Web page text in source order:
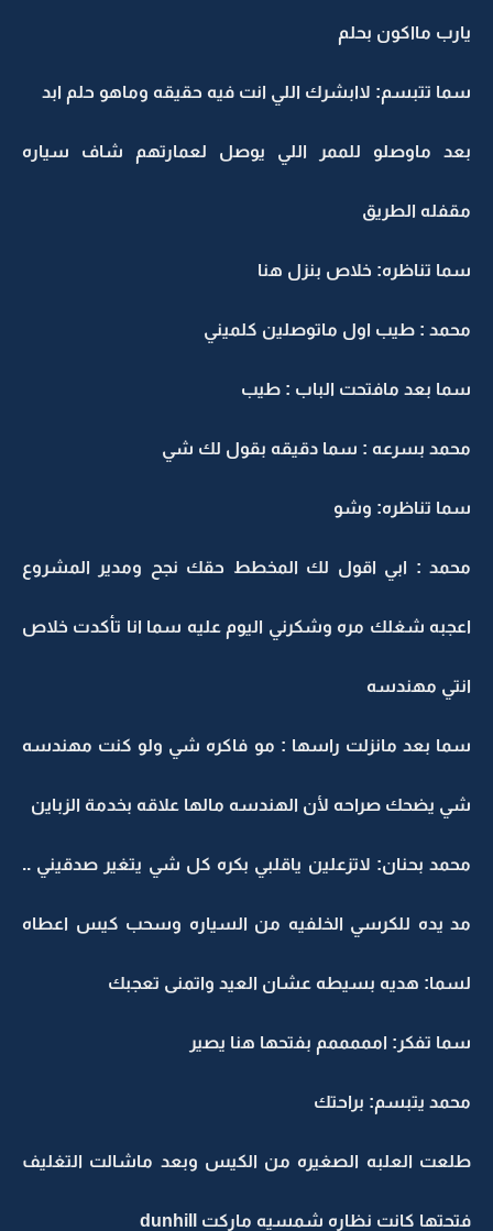
يارب مااكون بحلم
سما تتبسم: لاابشرك اللي انت فيه حقيقه وماهو حلم ابد
بعد ماوصلو للممر اللي يوصل لعمارتهم شاف سياره
مقفله الطريق
سما تناظره: خلاص بنزل هنا
محمد : طيب اول ماتوصلين كلميني
سما بعد مافتحت الباب : طيب
محمد بسرعه : سما دقيقه بقول لك شي
سما تناظره: وشو
محمد : ابي اقول لك المخطط حقك نجح ومدير المشروع
اعجبه شغلك مره وشكرني اليوم عليه سما انا تأكدت خلاص
انتي مهندسه
سما بعد مانزلت راسها : مو فاكره شي ولو كنت مهندسه
شي يضحك صراحه لأن الهندسه مالها علاقه بخدمة الزباين
محمد بحنان: لاتزعلين ياقلبي بكره كل شي يتغير صدقيني ..
مد يده للكرسي الخلفيه من السياره وسحب كيس اعطاه
لسما: هديه بسيطه عشان العيد واتمنى تعجبك
سما تفكر: امممممم بفتحها هنا يصير
محمد يتبسم: براحتك
طلعت العلبه الصغيره من الكيس وبعد ماشالت التغليف
فتحتها كانت نظاره شمسيه ماركت dunhill